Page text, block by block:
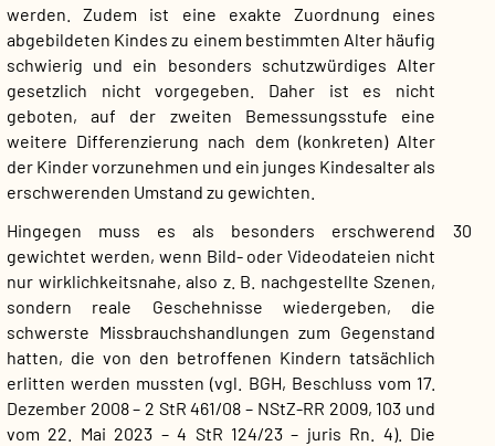
werden. Zudem ist eine exakte Zuordnung eines
abgebildeten Kindes zu einem bestimmten Alter häufig
schwierig und ein besonders schutzwürdiges Alter
gesetzlich nicht vorgegeben. Daher ist es nicht
geboten, auf der zweiten Bemessungsstufe eine
weitere Differenzierung nach dem (konkreten) Alter
der Kinder vorzunehmen und ein junges Kindesalter als
erschwerenden Umstand zu gewichten.
30
Hingegen muss es als besonders erschwerend
gewichtet werden, wenn Bild- oder Videodateien nicht
nur wirklichkeitsnahe, also z. B. nachgestellte Szenen,
sondern reale Geschehnisse wiedergeben, die
schwerste Missbrauchshandlungen zum Gegenstand
hatten, die von den betroffenen Kindern tatsächlich
erlitten werden mussten (vgl. BGH, Beschluss vom 17.
Dezember 2008 – 2 StR 461/08 – NStZ-RR 2009, 103 und
vom 22. Mai 2023 – 4 StR 124/23 – juris Rn. 4). Die